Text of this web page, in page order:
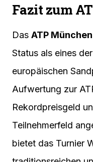
Fazit zum
Das ATP München
Status als eines
europäischen
Aufwertung zur
Rekordpreisgeld
Teilnehmerfeld
bietet das Turnier